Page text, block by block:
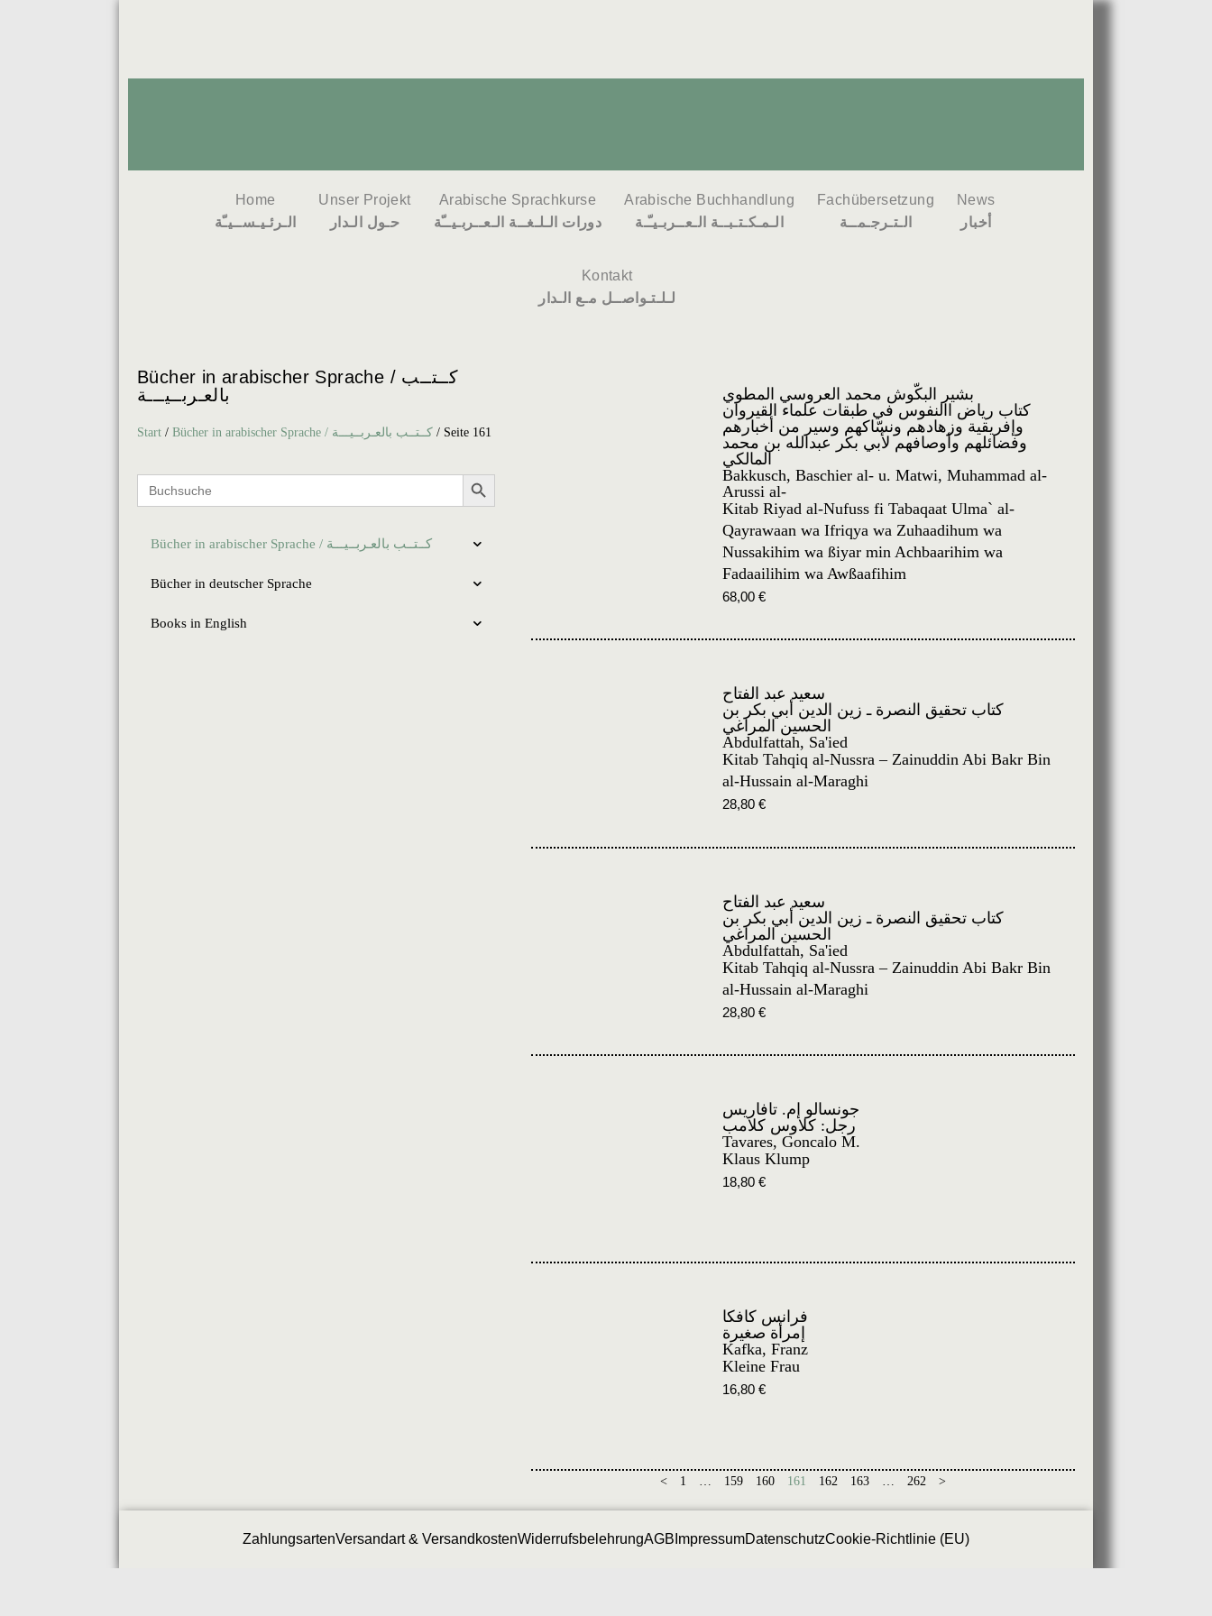
Home
الـرئـيـســيـّة
Unser Projekt
حـول الـدار
Arabische Sprachkurse
دورات الـلـغــة الـعــربـيــّة
Arabische Buchhandlung
الـمـكـتـبــة الـعــربـيـّـة
Fachübersetzung
الـتـرجـمــة
News
أخبار
Kontakt
لـلـتـواصــل مـع الـدار
Bücher in arabischer Sprache / كــتــب
بالعـربــیـــة
Start / Bücher in arabischer Sprache / كــتــب بالعـربــیـــة / Seite 161
Search
for:
Search Button
Bücher in arabischer Sprache / كــتــب بالعـربــیـــة
Bücher in deutscher Sprache
Books in English
بشير البكّوش محمد العروسي المطوي
كتاب رياض االنفوس في طبقات علماء القيروان
وإفريقية وزهادهم ونسّاكهم وسير من أخبارهم
وفضائلهم وأوصافهم لأبي بكر عبدالله بن محمد
المالكي
Bakkusch, Baschier al- u. Matwi, Muhammad al-
Arussi al-
Kitab Riyad al-Nufuss fi Tabaqaat Ulma` al-
Qayrawaan wa Ifriqya wa Zuhaadihum wa
Nussakihim wa ßiyar min Achbaarihim wa
Fadaailihim wa Awßaafihim
68,00€
سعيد عبد الفتاح
كتاب تحقيق النصرة ـ زين الدين أبي بكر بن
الحسين المراغي
Abdulfattah, Sa'ied
Kitab Tahqiq al-Nussra – Zainuddin Abi Bakr Bin
al-Hussain al-Maraghi
28,80€
سعيد عبد الفتاح
كتاب تحقيق النصرة ـ زين الدين أبي بكر بن
الحسين المراغي
Abdulfattah, Sa'ied
Kitab Tahqiq al-Nussra – Zainuddin Abi Bakr Bin
al-Hussain al-Maraghi
28,80€
جونسالو إم. تافاريس
رجل: كلاوس كلامب
Tavares, Goncalo M.
Klaus Klump
18,80€
فرانس كافكا
إمرأة صغيرة
Kafka, Franz
Kleine Frau
16,80€
< 1 159 160 161 162 163 262 >
ZahlungsartenVersandart & VersandkostenWiderrufsbelehrungAGB ImpressumDatenschutzCookie-Richtlinie (EU)